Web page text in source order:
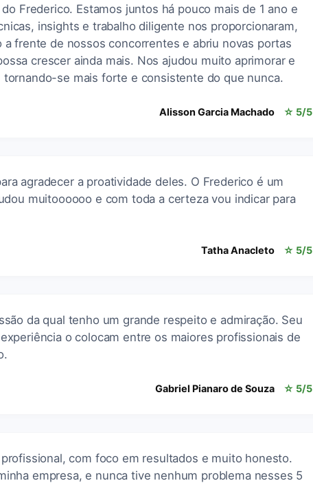
Frederico. Estamos juntos há pouco mais de 1 ano e
insights e trabalho diligente nos proporcionaram,
a frente de nossos concorrentes e abriu novas portas
crescer ainda mais. Nos ajudou muito aprimorar e
tornando-se mais forte e consistente do que nunca.
Alisson Garcia Machado ☆ 5/5
agradecer a proatividade deles. O Frederico é um
muitoooooo e com toda a certeza vou indicar para
Tatha Anacleto ☆ 5/5
da qual tenho um grande respeito e admiração. Seu
o colocam entre os maiores profissionais de
Gabriel Pianaro de Souza ☆ 5/5
com foco em resultados e muito honesto.
empresa, e nunca tive nenhum problema nesses 5